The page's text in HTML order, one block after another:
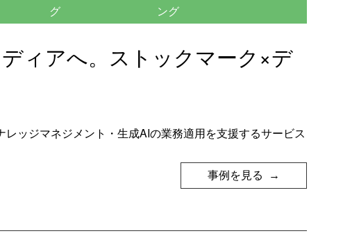
グ
ング
ィアへ。ストックマーク×デ
ッジマネジメント・生成AIの業務適用を支援するサービス
事例を見る